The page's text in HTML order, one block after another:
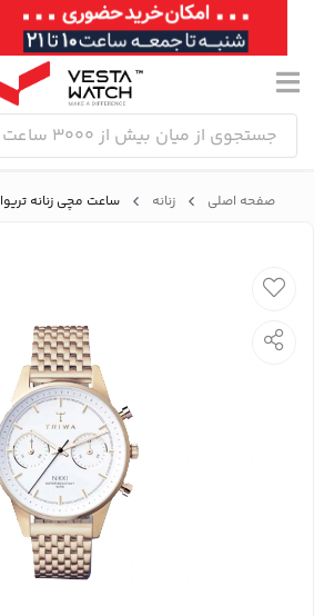
صفحه اصلی زنانه ساعت مچی زنانه تریوا TRIWA مدل NKST102-BS121313